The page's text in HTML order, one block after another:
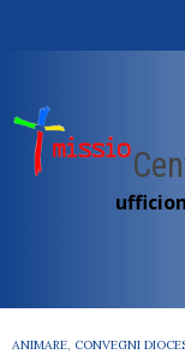
ANIMARE, CONVEGNI